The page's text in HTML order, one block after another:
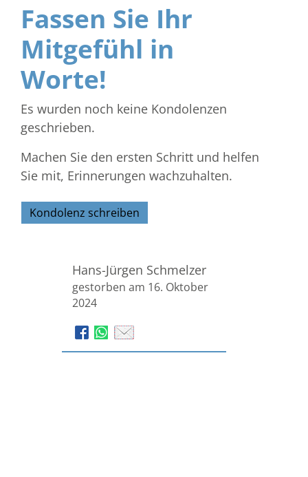
Fassen Sie Ihr
Mitgefühl in
Worte!
Es wurden noch keine Kondolenzen
geschrieben.
Machen Sie den ersten Schritt und helfen
Sie mit, Erinnerungen wachzuhalten.
Kondolenz schreiben
Hans-Jürgen Schmelzer
gestorben am 16. Oktober
2024